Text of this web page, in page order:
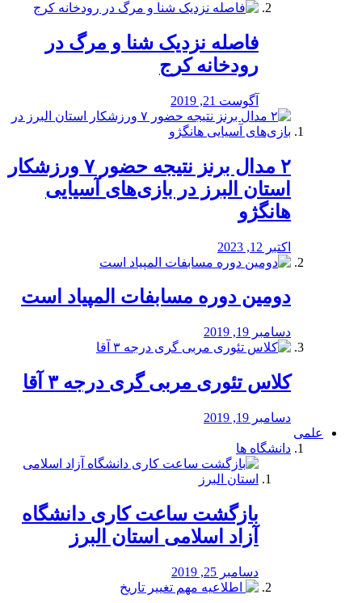
️فاصله نزدیک شنا و مرگ در
رودخانه کرج
آگوست 21, 2019
۲ مدال برنز نتیجه حضور ۷ ورزشکار
استان البرز در بازی‌های آسیایی
هانگژو
اکتبر 12, 2023
دومین دوره مسابفات المپیاد است
دسامبر 19, 2019
کلاس تئوری مربی گری درجه ۳ آقا
دسامبر 19, 2019
علمی
دانشگاه ها
بازگشت ساعت کاری دانشگاه
آزاد اسلامی استان البرز
دسامبر 25, 2019